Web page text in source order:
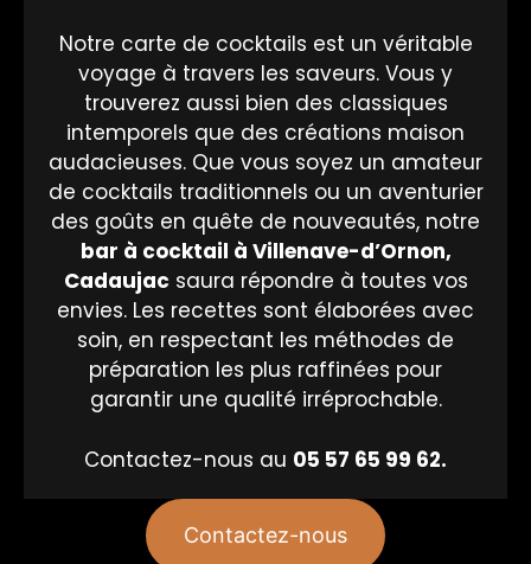
Notre carte de cocktails est un véritable
voyage à travers les saveurs. Vous y
trouverez aussi bien des classiques
intemporels que des créations maison
audacieuses. Que vous soyez un amateur
de cocktails traditionnels ou un aventurier
des goûts en quête de nouveautés, notre
bar à cocktail à Villenave-d’Ornon,
Cadaujacsaura répondre à toutes vos
envies. Les recettes sont élaborées avec
soin, en respectant les méthodes de
préparation les plus raffinées pour
garantir une qualité irréprochable.
Contactez-nous au 05 57 65 99 62.
Contactez-nous